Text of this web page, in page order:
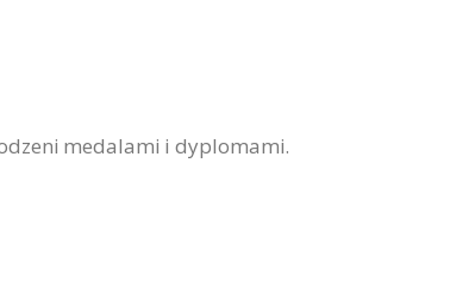
medalami i dyplomami.